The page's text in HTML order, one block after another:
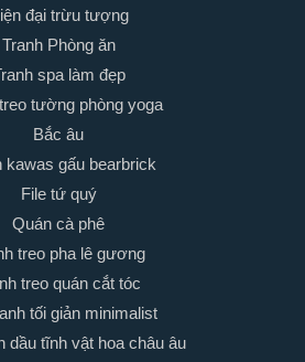
đại trừu tượng
Tranh Phòng ăn
spa làm đẹp
tường phòng yoga
Bắc âu
kawas gấu bearbrick
File tứ quý
Quán cà phê
treo pha lê gương
treo quán cắt tóc
tối giản minimalist
dầu tĩnh vật hoa châu âu